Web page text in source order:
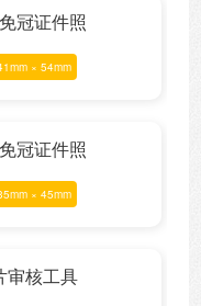
冠证件照
× 54mm
冠证件照
× 45mm
审核工具